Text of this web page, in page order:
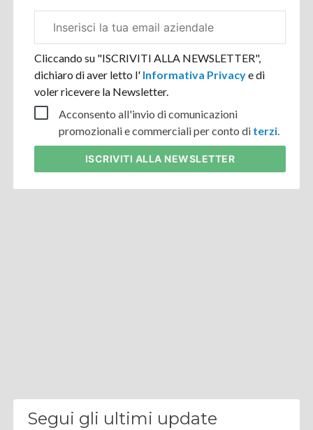
aziendale
Cliccando su "ISCRIVITI ALLA NEWSLETTER",
dichiaro di aver letto l' Informativa Privacye di
voler ricevere la Newsletter.
Acconsento all'invio di comunicazioni
promozionali e commerciali per conto di terzi.
ISCRIVITI ALLA NEWSLETTER
Segui gli ultimi update